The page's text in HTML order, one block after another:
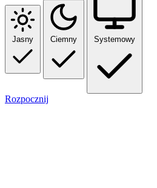
Jasny Ciemny Systemowy
Rozpocznij